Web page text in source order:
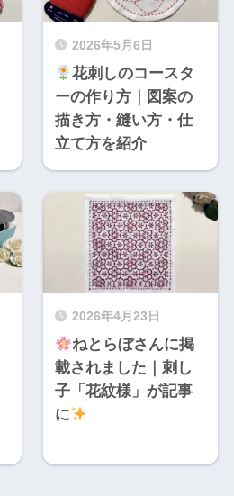
2026年5月6日
花刺しのコースタ
ーの作り方｜図案の
描き方・縫い方・仕
立て方を紹介
2026年4月23日
ねとらぼさんに掲
載されました｜刺し
子「花紋様」が記事
に